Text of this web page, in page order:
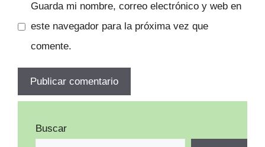
Guarda mi nombre, correo electrónico y web en
este navegador para la próxima vez que
comente.
Buscar